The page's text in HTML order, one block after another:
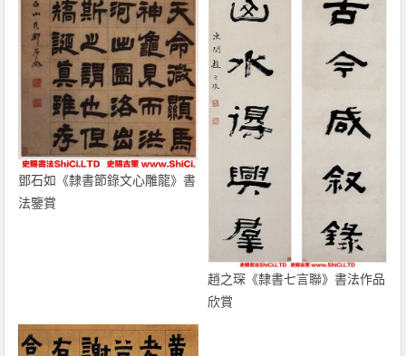
鄧石如《隸書節錄文心雕龍》書
法鑒賞
趙之琛《隸書七言聯》書法作品
欣賞